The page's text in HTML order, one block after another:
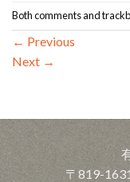
Both comments and
← Previous
Next →
〒819-